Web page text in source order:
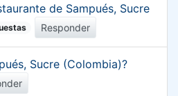
de Sampués, Sucre
Responder
Sucre (Colombia)?